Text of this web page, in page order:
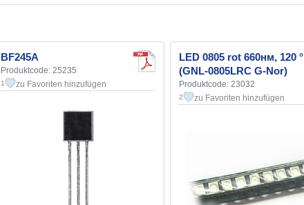
BF245A
Produktcode: 25235
1 zu Favoriten hinzufügen
LED 0805 rot 660нм, 120 °
(GNL-0805LRC G-Nor)
Produktcode: 23032
2 zu Favoriten hinzufügen